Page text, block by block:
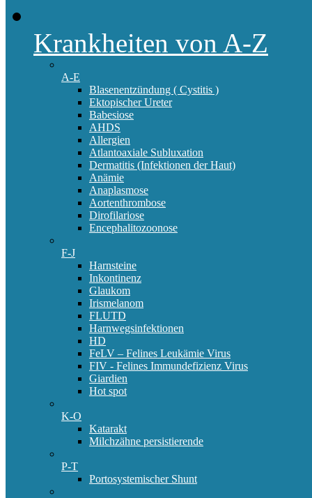
Krankheiten von A-Z
A-E
Blasenentzündung ( Cystitis )
Ektopischer Ureter
Babesiose
AHDS
Allergien
Atlantoaxiale Subluxation
Dermatitis (Infektionen der Haut)
Anämie
Anaplasmose
Aortenthrombose
Dirofilariose
Encephalitozoonose
F-J
Harnsteine
Inkontinenz
Glaukom
Irismelanom
FLUTD
Harnwegsinfektionen
HD
FeLV – Felines Leukämie Virus
FIV - Felines Immundefizienz Virus
Giardien
Hot spot
K-O
Katarakt
Milchzähne persistierende
P-T
Portosystemischer Shunt